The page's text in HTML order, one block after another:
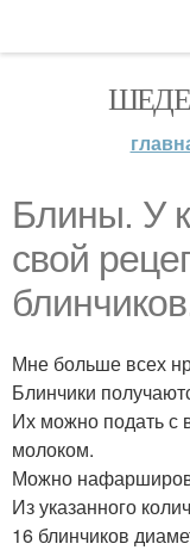
Блины. У
свой
Мне больше всех
Блинчики
Их можно подать с
молоком.
Можно
Из указанного
16 блинчиков